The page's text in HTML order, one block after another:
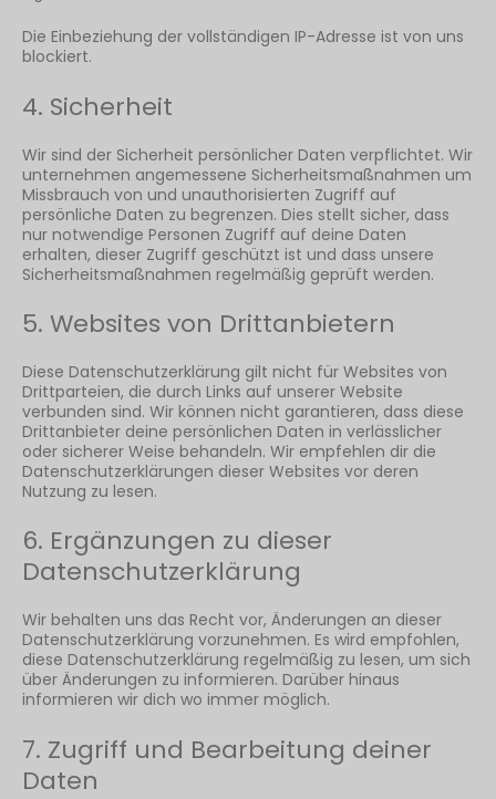
Die Einbeziehung der vollständigen IP-Adresse ist von uns
blockiert.
4. Sicherheit
Wir sind der Sicherheit persönlicher Daten verpflichtet. Wir
unternehmen angemessene Sicherheitsmaßnahmen um
Missbrauch von und unauthorisierten Zugriff auf
persönliche Daten zu begrenzen. Dies stellt sicher, dass
nur notwendige Personen Zugriff auf deine Daten
erhalten, dieser Zugriff geschützt ist und dass unsere
Sicherheitsmaßnahmen regelmäßig geprüft werden.
5. Websites von Drittanbietern
Diese Datenschutzerklärung gilt nicht für Websites von
Drittparteien, die durch Links auf unserer Website
verbunden sind. Wir können nicht garantieren, dass diese
Drittanbieter deine persönlichen Daten in verlässlicher
oder sicherer Weise behandeln. Wir empfehlen dir die
Datenschutzerklärungen dieser Websites vor deren
Nutzung zu lesen.
6. Ergänzungen zu dieser
Datenschutzerklärung
Wir behalten uns das Recht vor, Änderungen an dieser
Datenschutzerklärung vorzunehmen. Es wird empfohlen,
diese Datenschutzerklärung regelmäßig zu lesen, um sich
über Änderungen zu informieren. Darüber hinaus
informieren wir dich wo immer möglich.
7. Zugriff und Bearbeitung deiner
Daten